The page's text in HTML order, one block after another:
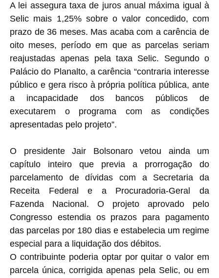
A lei assegura taxa de juros anual máxima igual à
Selic mais 1,25% sobre o valor concedido, com
prazo de 36 meses. Mas acaba com a carência de
oito meses, período em que as parcelas seriam
reajustadas apenas pela taxa Selic. Segundo o
Palácio do Planalto, a carência “contraria interesse
público e gera risco à própria política pública, ante
a incapacidade dos bancos públicos de
executarem o programa com as condições
apresentadas pelo projeto”.
O presidente Jair Bolsonaro vetou ainda um
capítulo inteiro que previa a prorrogação do
parcelamento de dívidas com a Secretaria da
Receita Federal e a Procuradoria-Geral da
Fazenda Nacional. O projeto aprovado pelo
Congresso estendia os prazos para pagamento
das parcelas por 180 dias e estabelecia um regime
especial para a liquidação dos débitos.
O contribuinte poderia optar por quitar o valor em
parcela única, corrigida apenas pela Selic, ou em